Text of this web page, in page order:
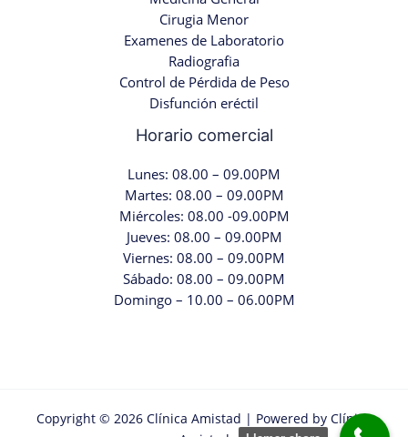
Cirugia Menor
Examenes de Laboratorio
Radiografia
Control de Pérdida de Peso
Disfunción eréctil
Horario comercial
Lunes: 08.00 – 09.00PM
Martes: 08.00 – 09.00PM
Miércoles: 08.00 -09.00PM
Jueves: 08.00 – 09.00PM
Viernes: 08.00 – 09.00PM
Sábado: 08.00 – 09.00PM
Domingo – 10.00 – 06.00PM
Copyright © 2026 Clínica Amistad | Powered by Clínica